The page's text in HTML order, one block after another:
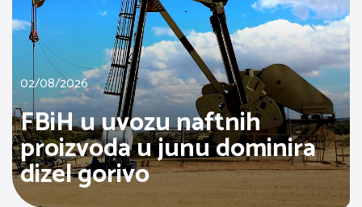
02/08/2026
FBiH u uvozu naftnih
proizvoda u junu dominira
dizel gorivo